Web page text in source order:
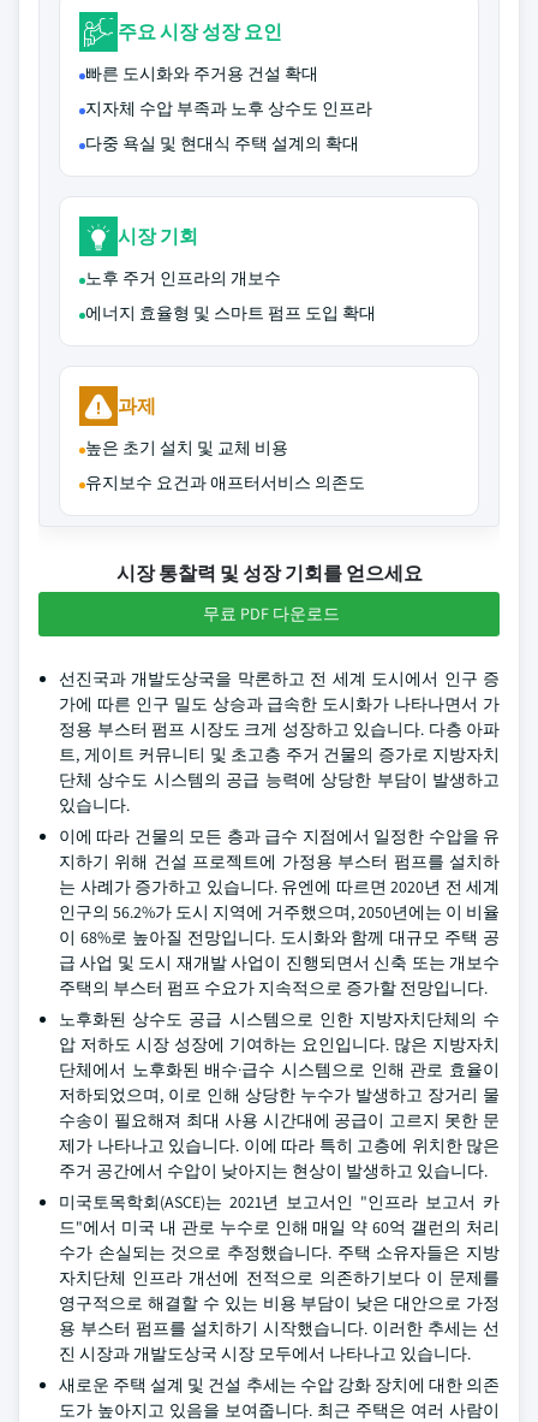
주요 시장 성장 요인
빠른 도시화와 주거용 건설 확대
지자체 수압 부족과 노후 상수도 인프라
다중 욕실 및 현대식 주택 설계의 확대
시장 기회
노후 주거 인프라의 개보수
에너지 효율형 및 스마트 펌프 도입 확대
과제
높은 초기 설치 및 교체 비용
유지보수 요건과 애프터서비스 의존도
시장 통찰력 및 성장 기회를 얻으세요
무료 PDF 다운로드
선진국과 개발도상국을 막론하고 전 세계 도시에서 인구 증
가에 따른 인구 밀도 상승과 급속한 도시화가 나타나면서 가
정용 부스터 펌프 시장도 크게 성장하고 있습니다. 다층 아파
트, 게이트 커뮤니티 및 초고층 주거 건물의 증가로 지방자치
단체 상수도 시스템의 공급 능력에 상당한 부담이 발생하고
있습니다.
이에 따라 건물의 모든 층과 급수 지점에서 일정한 수압을 유
지하기 위해 건설 프로젝트에 가정용 부스터 펌프를 설치하
는 사례가 증가하고 있습니다. 유엔에 따르면 2020년 전 세계
인구의 56.2%가 도시 지역에 거주했으며, 2050년에는 이 비율
이 68%로 높아질 전망입니다. 도시화와 함께 대규모 주택 공
급 사업 및 도시 재개발 사업이 진행되면서 신축 또는 개보수
주택의 부스터 펌프 수요가 지속적으로 증가할 전망입니다.
노후화된 상수도 공급 시스템으로 인한 지방자치단체의 수
압 저하도 시장 성장에 기여하는 요인입니다. 많은 지방자치
단체에서 노후화된 배수·급수 시스템으로 인해 관로 효율이
저하되었으며, 이로 인해 상당한 누수가 발생하고 장거리 물
수송이 필요해져 최대 사용 시간대에 공급이 고르지 못한 문
제가 나타나고 있습니다. 이에 따라 특히 고층에 위치한 많은
주거 공간에서 수압이 낮아지는 현상이 발생하고 있습니다.
미국토목학회(ASCE)는 2021년 보고서인 "인프라 보고서 카
드"에서 미국 내 관로 누수로 인해 매일 약 60억 갤런의 처리
수가 손실되는 것으로 추정했습니다. 주택 소유자들은 지방
자치단체 인프라 개선에 전적으로 의존하기보다 이 문제를
영구적으로 해결할 수 있는 비용 부담이 낮은 대안으로 가정
용 부스터 펌프를 설치하기 시작했습니다. 이러한 추세는 선
진 시장과 개발도상국 시장 모두에서 나타나고 있습니다.
새로운 주택 설계 및 건설 추세는 수압 강화 장치에 대한 의존
도가 높아지고 있음을 보여줍니다. 최근 주택은 여러 사람이